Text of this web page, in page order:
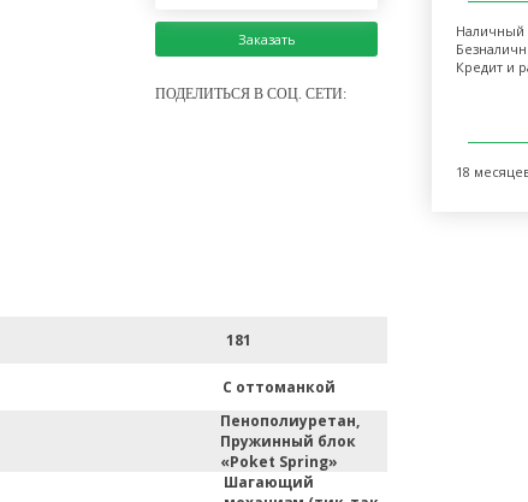
Заказать
ПОДЕЛИТЬСЯ В СОЦ. СЕТИ:
Наличный
Кредит и
18
181
С оттоманкой
Пенополиуретан,
Пружинный блок
«Poket Spring»
Шагающий